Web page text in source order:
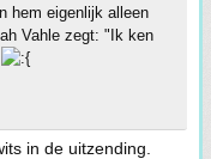
hem eigenlijk alleen
Vahle zegt: "Ik ken
in de uitzending.